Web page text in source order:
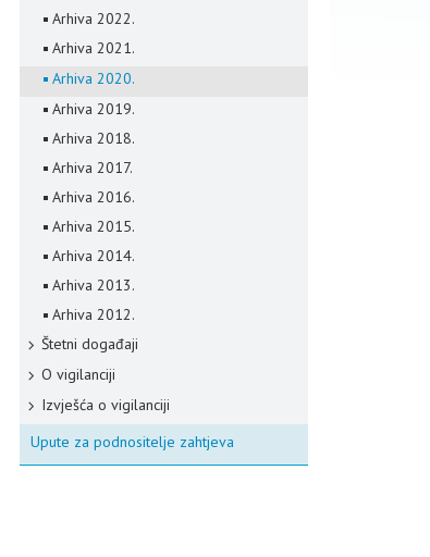
Arhiva 2022.
Arhiva 2021.
Arhiva 2020.
Arhiva 2019.
Arhiva 2018.
Arhiva 2017.
Arhiva 2016.
Arhiva 2015.
Arhiva 2014.
Arhiva 2013.
Arhiva 2012.
Štetni događaji
O vigilanciji
Izvješća o vigilanciji
Upute za podnositelje zahtjeva